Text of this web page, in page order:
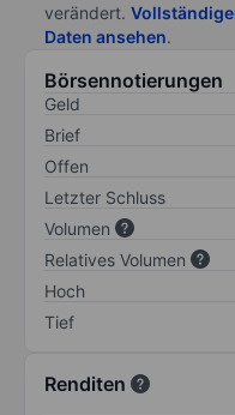
verändert.
Daten ansehen.
Börsennotierungen
Geld
Brief
Offen
Letzter Schluss
Volumen
Relatives Volumen
Hoch
Tief
Renditen